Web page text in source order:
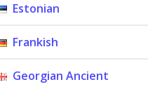
Estonian
Frankish
Georgian Ancient